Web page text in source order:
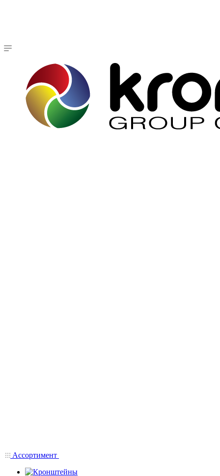
Ассортимент